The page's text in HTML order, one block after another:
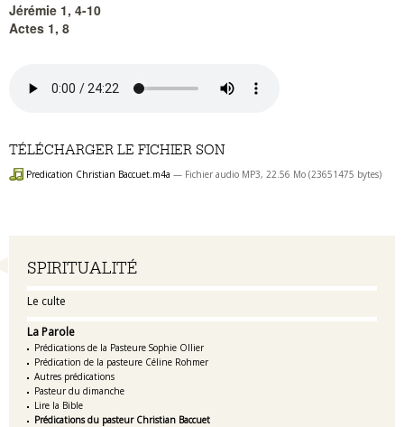
Navigation
SPIRITUALITÉ
Le culte
La Parole
Prédications de la Pasteure Sophie Ollier
Prédication de la pasteure Céline Rohmer
Autres prédications
Pasteur du dimanche
Lire la Bible
Prédications du pasteur Christian Baccuet
Jérémie 1, 4-10
Actes 1, 8
TÉLÉCHARGER LE FICHIER SON
Predication Christian Baccuet.m4a — Fichier audio MP3, 22.56 Mo (23651475 bytes)